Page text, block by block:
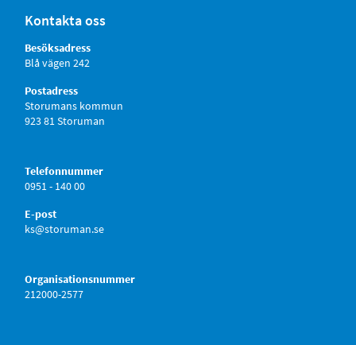
Kontakta oss
Besöksadress
Blå vägen 242
Postadress
Storumans kommun
923 81 Storuman
Telefonnummer
0951 - 140 00
E-post
ks@storuman.se
Organisationsnummer
212000-2577